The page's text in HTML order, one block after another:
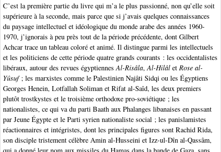
C’est la première partie du livre qui m’a le plus passionné, non qu’elle soit
supérieure à la seconde, mais parce que si j’avais quelques connaissances
du paysage intellectuel et idéologique du monde arabe des années 1960-
1970, j’ignorais à peu près tout de la période précédente, dont Gilbert
Achcar trace un tableau coloré et animé. Il distingue parmi les intellectuels
et les politiciens de cette période quatre grands courants : les occidentalistes
libéraux, autour des revues égyptiennes Al-Risâla, Al-Hilâl et Rose al-
Yûsuf; les marxistes comme le Palestinien Najâti Sidqi ou les Égyptiens
Georges Henein, Lotfallah Soliman et Rifat al-Saîd, les deux premiers
plutôt trostkystes et le troisième orthodoxe pro-soviétique ; les
nationalistes, ce qui va du parti Baath aux Phalanges libanaises en passant
par Jeune Égypte et le Parti syrien nationaliste social ; les panislamistes
réactionnaires et intégristes, dont les principales figures sont Rachid Rida,
son disciple tristement célèbre Amin al-Husseini et Izz-ul-Dîn al-Qassâm,
qui a donné leur nom aux missiles du Hamas dans la bande de Gaza, sans